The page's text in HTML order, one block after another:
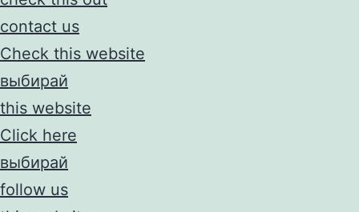
contact us
Check this website
выбирай
this website
Click here
выбирай
follow us